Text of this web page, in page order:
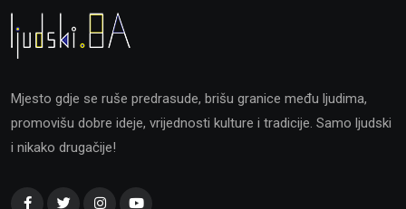
Mjesto gdje se ruše predrasude, brišu granice među ljudima,
promovišu dobre ideje, vrijednosti kulture i tradicije. Samo ljudski
i nikako drugačije!